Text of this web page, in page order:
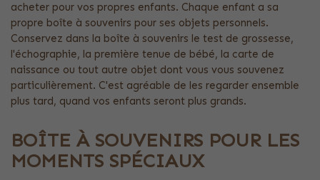
acheter pour vos propres enfants. Chaque enfant a sa
propre boîte à souvenirs pour ses objets personnels.
Conservez dans la boîte à souvenirs le test de grossesse,
l'échographie, la première tenue de bébé, la carte de
naissance ou tout autre objet dont vous vous souvenez
particulièrement. C'est agréable de les regarder ensemble
plus tard, quand vos enfants seront plus grands.
BOÎTE À SOUVENIRS POUR LES
MOMENTS SPÉCIAUX